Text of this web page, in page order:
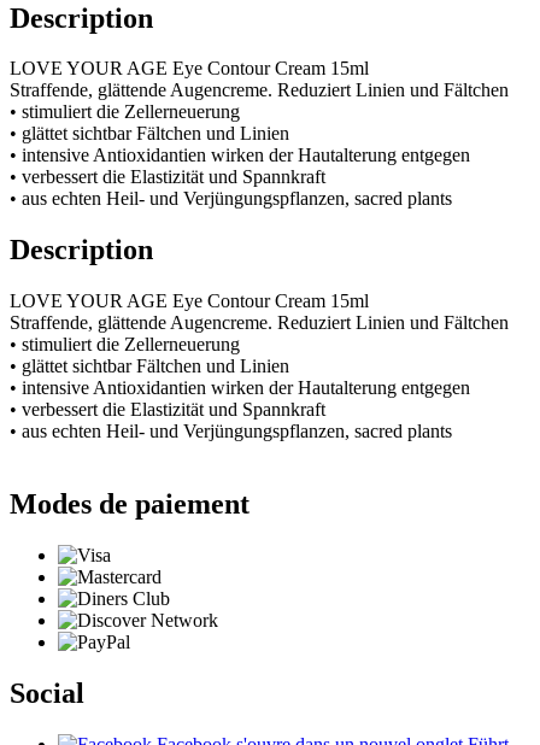
Description
LOVE YOUR AGE Eye Contour Cream 15ml
Straffende, glättende Augencreme. Reduziert Linien und Fältchen
• stimuliert die Zellerneuerung
• glättet sichtbar Fältchen und Linien
• intensive Antioxidantien wirken der Hautalterung entgegen
• verbessert die Elastizität und Spannkraft
• aus echten Heil- und Verjüngungspflanzen, sacred plants
Description
LOVE YOUR AGE Eye Contour Cream 15ml
Straffende, glättende Augencreme. Reduziert Linien und Fältchen
• stimuliert die Zellerneuerung
• glättet sichtbar Fältchen und Linien
• intensive Antioxidantien wirken der Hautalterung entgegen
• verbessert die Elastizität und Spannkraft
• aus echten Heil- und Verjüngungspflanzen, sacred plants
Modes de paiement
Social